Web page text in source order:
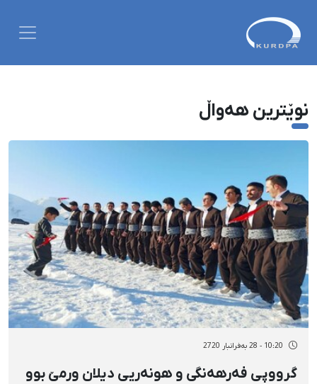
نوێترین هەواڵ
10:20 - 28 بەفرانبار 2720
گرووپی فەرهەنگی و هونەریی دیلان ورمێ بوو